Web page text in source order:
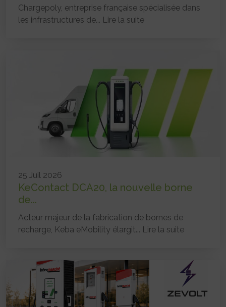
Chargepoly, entreprise française spécialisée dans
les infrastructures de... Lire la suite
25 Juil 2026
KeContact DCA20, la nouvelle borne
de...
Acteur majeur de la fabrication de bornes de
recharge, Keba eMobility élargit... Lire la suite